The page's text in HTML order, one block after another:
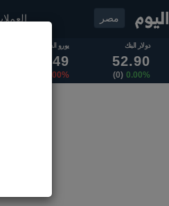
مصر
دولار البنك
52.90
0.00%
(0)
يورو السوق
62.49
0.00%